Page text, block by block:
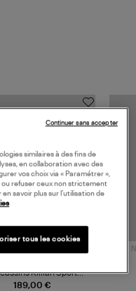
189,00 €
Killian Sport
Mousse
similaires à des fins de
en collaboration avec des
vos choix via « Paramétrer »,
ou refuser ceux non strictement
savoir plus sur l’utilisation de
tous les cookies
Continuer sans accepter